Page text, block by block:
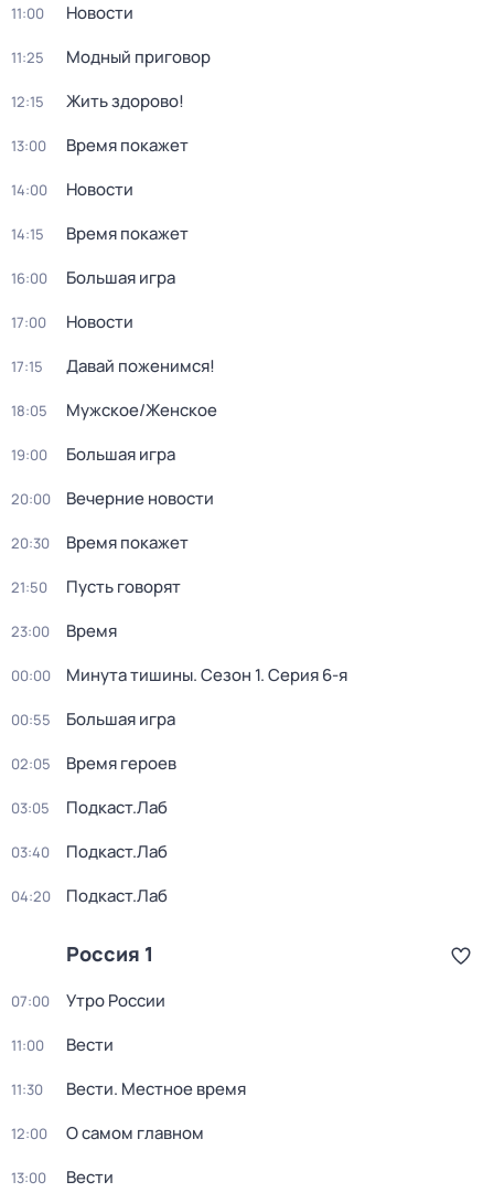
11:00 Новости
11:25 Модный приговор
12:15 Жить здорово!
13:00 Время покажет
14:00 Новости
14:15 Время покажет
16:00 Большая игра
17:00 Новости
17:15 Давай поженимся!
18:05 Мужское/Женское
19:00 Большая игра
20:00 Вечерние новости
20:30 Время покажет
21:50 Пусть говорят
23:00 Время
00:00 Минута тишины. Сезон 1. Серия 6-я
00:55 Большая игра
02:05 Время героев
03:05 Подкаст.Лаб
03:40 Подкаст.Лаб
04:20 Подкаст.Лаб
Россия 1
07:00 Утро России
11:00 Вести
11:30 Вести. Местное время
12:00 О самом главном
13:00 Вести